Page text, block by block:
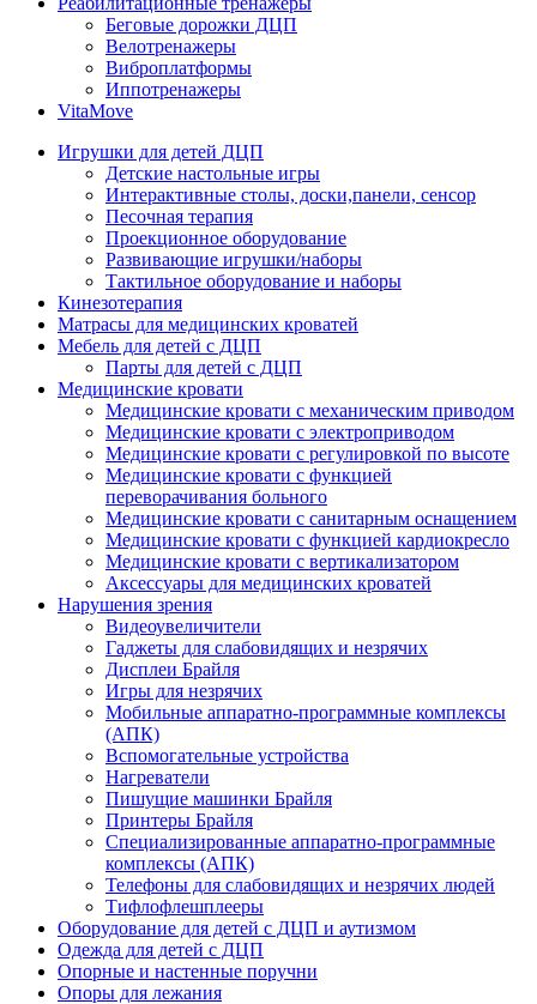
Беговые дорожки ДЦП
Велотренажеры
Виброплатформы
Иппотренажеры
VitaMove
Игрушки для детей ДЦП
Детские настольные игры
Интерактивные столы, доски,панели, сенсор
Песочная терапия
Проекционное оборудование
Развивающие игрушки/наборы
Тактильное оборудование и наборы
Кинезотерапия
Матрасы для медицинских кроватей
Мебель для детей с ДЦП
Парты для детей с ДЦП
Медицинские кровати
Медицинские кровати с механическим приводом
Медицинские кровати с электроприводом
Медицинские кровати с регулировкой по высоте
Медицинские кровати с функцией
переворачивания больного
Медицинские кровати с санитарным оснащением
Медицинские кровати с функцией кардиокресло
Медицинские кровати с вертикализатором
Аксессуары для медицинских кроватей
Нарушения зрения
Видеоувеличители
Гаджеты для слабовидящих и незрячих
Дисплеи Брайля
Игры для незрячих
Мобильные аппаратно-программные комплексы
(АПК)
Вспомогательные устройства
Нагреватели
Пишущие машинки Брайля
Принтеры Брайля
Специализированные аппаратно-программные
комплексы (АПК)
Телефоны для слабовидящих и незрячих людей
Тифлофлешплееры
Оборудование для детей с ДЦП и аутизмом
Одежда для детей с ДЦП
Опорные и настенные поручни
Опоры для лежания